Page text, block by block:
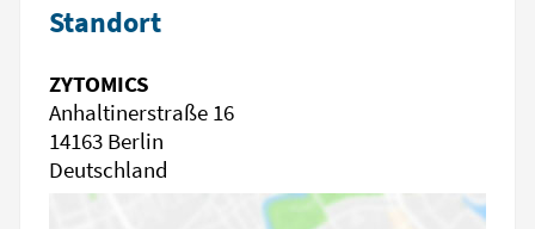
Standort
ZYTOMICS
Anhaltinerstraße 16
14163 Berlin
Deutschland